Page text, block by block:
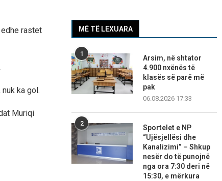
rastet
ka gol.
Muriqi
MË TË LEXUARA
1
Arsim, në shtator
4.900 nxënës të
klasës së parë më
pak
06.08.2026 17:33
2
Sportelet e NP
“Ujësjellësi dhe
Kanalizimi” – Shkup
nesër do të punojnë
nga ora 7:30 deri në
15:30, e mërkura